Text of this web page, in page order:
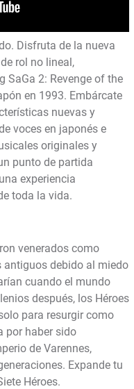
Disfruta de la nueva
rol no lineal,
SaGa 2: Revenge of the
en 1993. Embárcate
nuevas y
voces en japonés e
originales y
punto de partida
experiencia
toda la vida.
venerados como
antiguos debido al miedo
cuando el mundo
después, los Héroes
para resurgir como
por haber sido
de Varennes,
Expande tu
Héroes.